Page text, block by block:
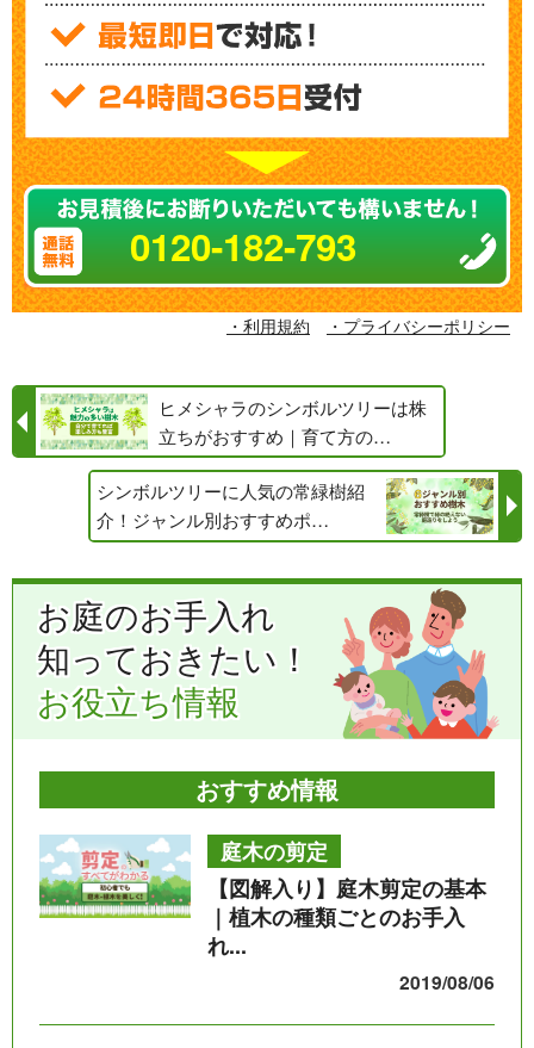
0120-182-793
・利用規約 ・プライバシーポリシー
ヒメシャラのシンボルツリーは株
立ちがおすすめ｜育て方の…
シンボルツリーに人気の常緑樹紹
介！ジャンル別おすすめポ…
お庭のお手入れ
知っておきたい！
お役立ち情報
おすすめ情報
庭木の剪定
【図解入り】庭木剪定の基本
｜植木の種類ごとのお手入
れ...
2019/08/06